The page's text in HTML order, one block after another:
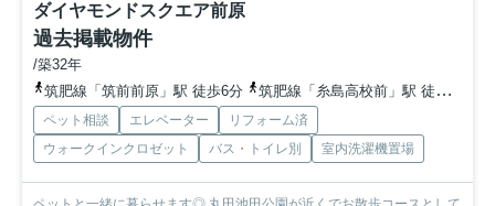
ダイヤモンドスクエア前原
過去掲載物件
/築32年
筑肥線「筑前前原」駅 徒歩6分
筑肥線「糸島高校前」駅 徒歩17分
ペット相談 エレベーター
リフォーム済
ウォークインクロゼット
バス・トイレ別 室内洗濯機置場